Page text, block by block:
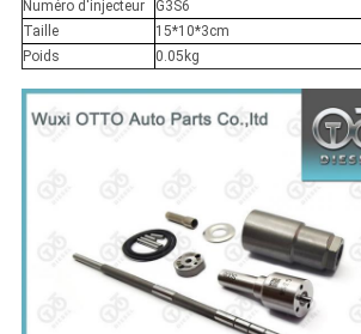
Numéro d'injecteur
G3S6
Taille
15*10*3cm
Poids
0.05kg